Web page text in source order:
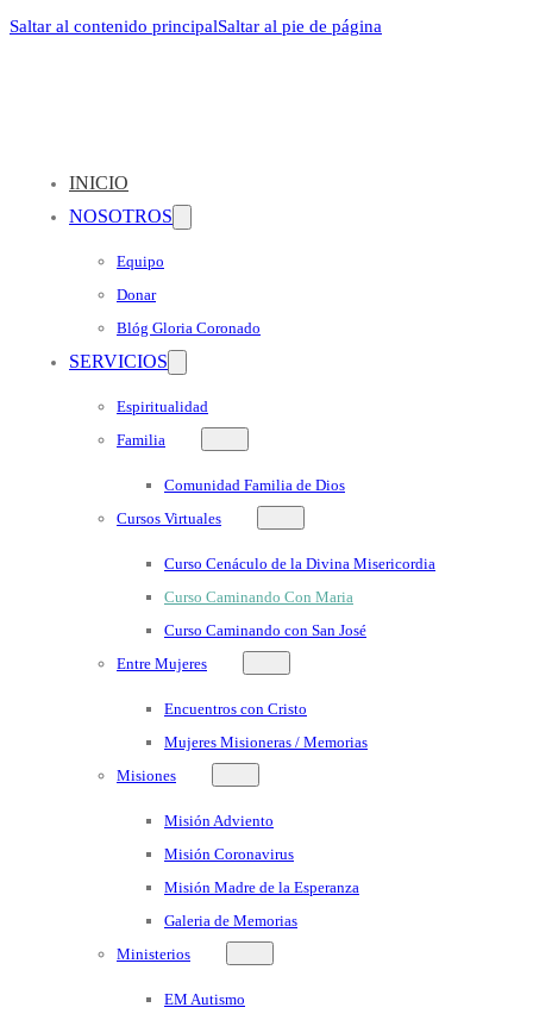
Saltar al contenido principalSaltar al pie de página
INICIO
NOSOTROS
Equipo
Donar
Blóg Gloria Coronado
SERVICIOS
Espiritualidad
Familia
Comunidad Familia de Dios
Cursos Virtuales
Curso Cenáculo de la Divina Misericordia
Curso Caminando Con Maria
Curso Caminando con San José
Entre Mujeres
Encuentros con Cristo
Mujeres Misioneras / Memorias
Misiones
Misión Adviento
Misión Coronavirus
Misión Madre de la Esperanza
Galeria de Memorias
Ministerios
EM Autismo